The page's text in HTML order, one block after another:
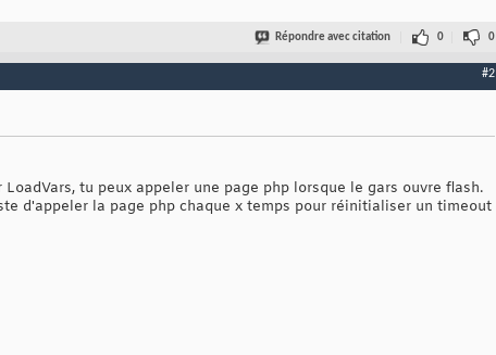
Répondre avec citation 0 0
#2
tu peux appeler une page php lorsque le gars ouvre flash.
d'appeler la page php chaque x temps pour réinitialiser un timeout